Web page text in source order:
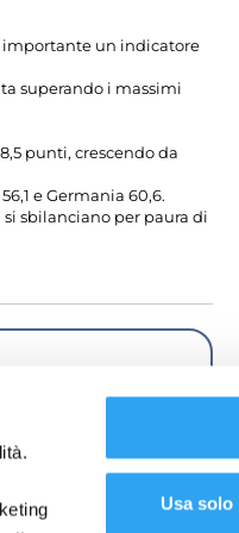
Usa solo
importante un indicatore
superando i massimi
punti, crescendo da
e Germania 60,6.
sbilanciano per paura di
ISCRIVITI